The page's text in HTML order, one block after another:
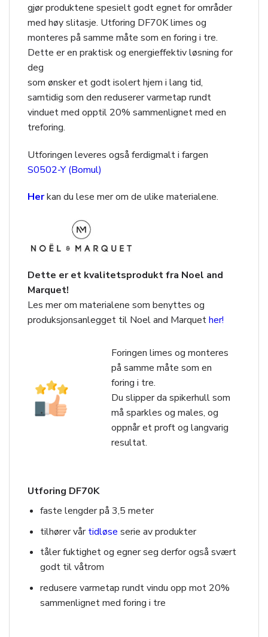
gjør produktene spesielt godt egnet for områder
med høy slitasje. Utforing DF70K limes og
monteres på samme måte som en foring i tre.
Dette er en praktisk og energieffektiv løsning for
deg
som ønsker et godt isolert hjem i lang tid,
samtidig som den reduserer varmetap rundt
vinduet med opptil 20% sammenlignet med en
treforing.
Utforingen leveres også ferdigmalt i fargen
S0502-Y (Bomul)
Herkan du lese mer om de ulike materialene.
Dette er et kvalitetsprodukt fra Noel and
Marquet!
Les mer om materialene som benyttes og
produksjonsanlegget til Noel and Marquether!
Foringen limes og monteres
på samme måte som en
foring i tre.
Du slipper da spikerhull som
må sparkles og males, og
oppnår et proft og langvarig
resultat.
Utforing DF70K
faste lengder på 3,5 meter
tilhører vårtidløse serie av produkter
tåler fuktighet og egner seg derfor også svært
godt til våtrom
redusere varmetap rundt vindu opp mot 20%
sammenlignet med foring i tre